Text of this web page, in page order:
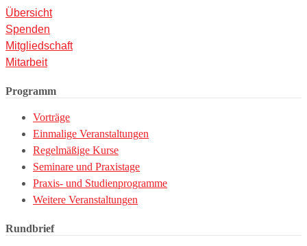
Übersicht
Spenden
Mitgliedschaft
Mitarbeit
Programm
Vorträge
Einmalige Veranstaltungen
Regelmäßige Kurse
Seminare und Praxistage
Praxis- und Studienprogramme
Weitere Veranstaltungen
Rundbrief